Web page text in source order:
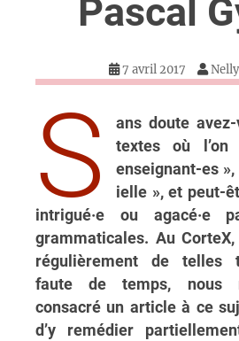
Pascal
7 avril 2017
S
ans doute
textes où l’on
enseignant-es »,
ielle », et peut-
intrigué·e ou agacé·e
grammaticales. Au
régulièrement de telles
faute de temps, nous
consacré un article à ce
d’y remédier